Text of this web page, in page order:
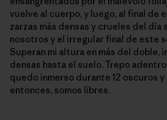
vuelve al cuerpo, y luego, al final de
zarzas más densas y crueles del día
nosotros y el irregular final de este
Superan mi altura en más del doble,
densas hasta el suelo. Trepo
quedo inmerso durante 12 oscuros
entonces, somos libres.